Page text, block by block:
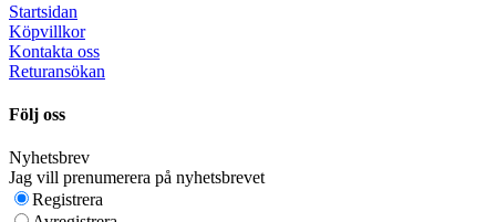
Startsidan
Köpvillkor
Kontakta oss
Returansökan
Följ oss
Nyhetsbrev
Jag vill prenumerera på nyhetsbrevet
Registrera